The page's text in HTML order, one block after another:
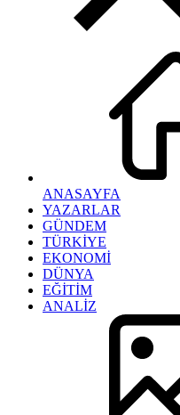
ANASAYFA
YAZARLAR
GÜNDEM
TÜRKİYE
EKONOMİ
DÜNYA
EĞİTİM
ANALİZ